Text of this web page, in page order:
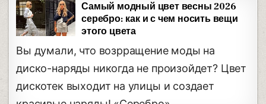
Самый модный цвет весны 2026
серебро: как и с чем носить вещи
этого цвета
Вы думали, что возрращение моды на
диско-наряды никогда не произойдет? Цвет
дискотек выходит на улицы и создает